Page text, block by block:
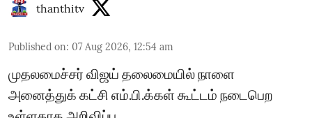
thanthitv
Published on: 07 Aug 2026, 12:54 am
முதலமைச்சர் விஜய் தலைமையில் நாளை
அனைத்துக் கட்சி எம்.பி.க்கள் கூட்டம் நடைபெற